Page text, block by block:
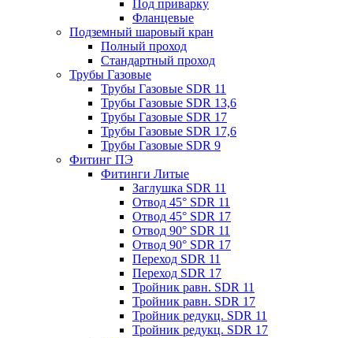
Под приварку
Фланцевые
Подземный шаровый кран
Полный проход
Стандартный проход
Трубы Газовые
Трубы Газовые SDR 11
Трубы Газовые SDR 13,6
Трубы Газовые SDR 17
Трубы Газовые SDR 17,6
Трубы Газовые SDR 9
Фитинг ПЭ
Фитинги Литые
Заглушка SDR 11
Отвод 45° SDR 11
Отвод 45° SDR 17
Отвод 90° SDR 11
Отвод 90° SDR 17
Переход SDR 11
Переход SDR 17
Тройник равн. SDR 11
Тройник равн. SDR 17
Тройник редукц. SDR 11
Тройник редукц. SDR 17